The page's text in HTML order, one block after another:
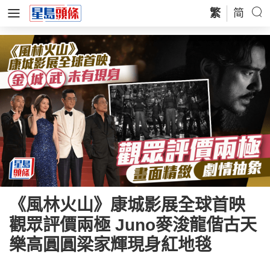
繁 简
《風林火山》康城影展全球首映
觀眾評價兩極 Juno麥浚龍偕古天
樂高圓圓梁家輝現身紅地毯